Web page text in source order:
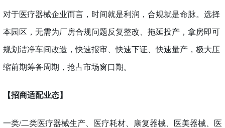
对于医疗器械企业而言，时间就是利润，合规就是命脉。选择
本园区，无需为厂房合规问题反复整改、拖延投产，拿房即可
规划洁净车间改造，快速报审、快速下证、快速量产，极大压
缩前期筹备周期，抢占市场窗口期。
【招商适配业态】
一类/二类医疗器械生产、医疗耗材、康复器械、医美器械、医